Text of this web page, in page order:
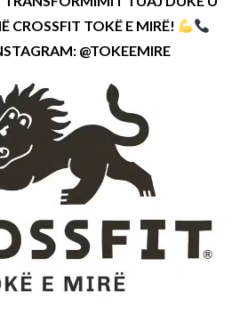
CROSSFIT TOKË E MIRË!
@TOKEEMIRE